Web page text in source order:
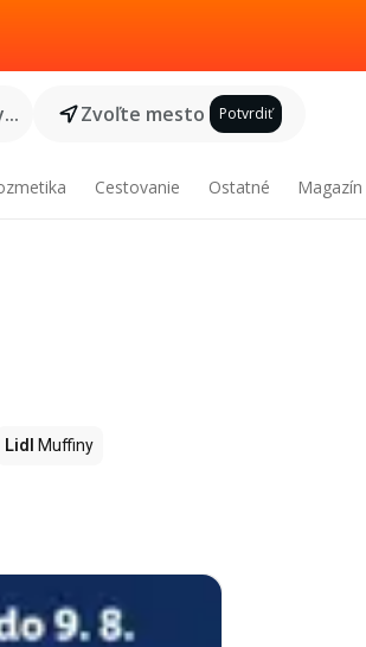
Zvoľte mesto Potvrdiť
Cestovanie Ostatné Magazín
Lidl Muffiny